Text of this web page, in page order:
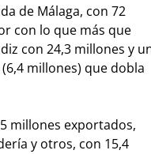
de Málaga, con 72
con lo que más que
con 24,3 millones y
millones) que dobla
millones exportados,
y otros, con 15,4